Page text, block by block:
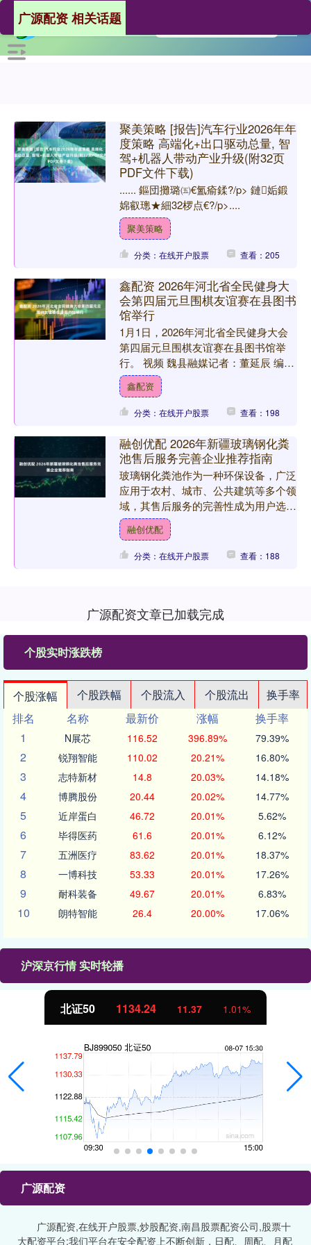
广源配资 相关话题
聚美策略 [报告]汽车行业2026年年
度策略 高端化+出口驱动总量, 智
驾+机器人带动产业升级(附32页
PDF文件下载)
...... 鏂団攤璐㈤€氳瘉鍒?/p> 鏈姤鍛
婂叡璁★細32椤点€?/p>....
聚美策略
分类：在线开户股票 查看：205
鑫配资 2026年河北省全民健身大
会第四届元旦围棋友谊赛在县图书
馆举行
1月1日，2026年河北省全民健身大会
第四届元旦围棋友谊赛在县图书馆举
行。 视频 魏县融媒记者：董延辰 编
辑：王喜红 牛艳英 初 审：王 磊 审
核：姜慧敏 ....
鑫配资
分类：在线开户股票 查看：198
融创优配 2026年新疆玻璃钢化粪
池售后服务完善企业推荐指南
玻璃钢化粪池作为一种环保设备，广泛
应用于农村、城市、公共建筑等多个领
域，其售后服务的完善性成为用户选择
的重要考量因素。以下是关于新疆地区
玻璃钢化粪池售后服务完善....
融创优配
分类：在线开户股票 查看：188
广源配资文章已加载完成
个股实时涨跌榜
个股涨幅 个股跌幅 个股流入 个股流出
换手率
排名
名称 最新价 涨幅
换手率
1
N展芯 116.52 396.89% 79.39%
2 锐翔智能 110.02 20.21% 16.80%
3 志特新材 14.8 20.03% 14.18%
4 博腾股份 20.44 20.02% 14.77%
5 近岸蛋白 46.72 20.01% 5.62%
6 毕得医药 61.6 20.01% 6.12%
7 五洲医疗 83.62 20.01% 18.37%
8 一博科技 53.33 20.01% 17.26%
9 耐科装备 49.67 20.01% 6.83%
10 朗特智能 26.4 20.00% 17.06%
沪深京行情 实时轮播
北证50 1134.24 11.37 1.01%
广源配资
广源配资,在线开户股票,炒股配资,南昌股票配资公司,股票十
大配资平台:我们平台在安全配资上不断创新，日配、周配、月配